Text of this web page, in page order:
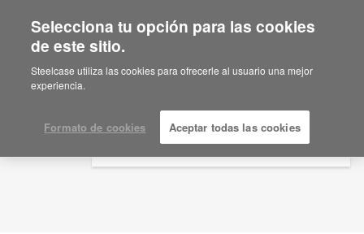
Are you in United States?
Would you like to see Products we sell in
your region?
English
Español
Zona comunitaria
Selecciona tu opción para las cookies
de este sitio.
Steelcase utiliza las cookies para ofrecerle al usuario una mejor
experiencia.
Formato de cookies Aceptar todas las cookies